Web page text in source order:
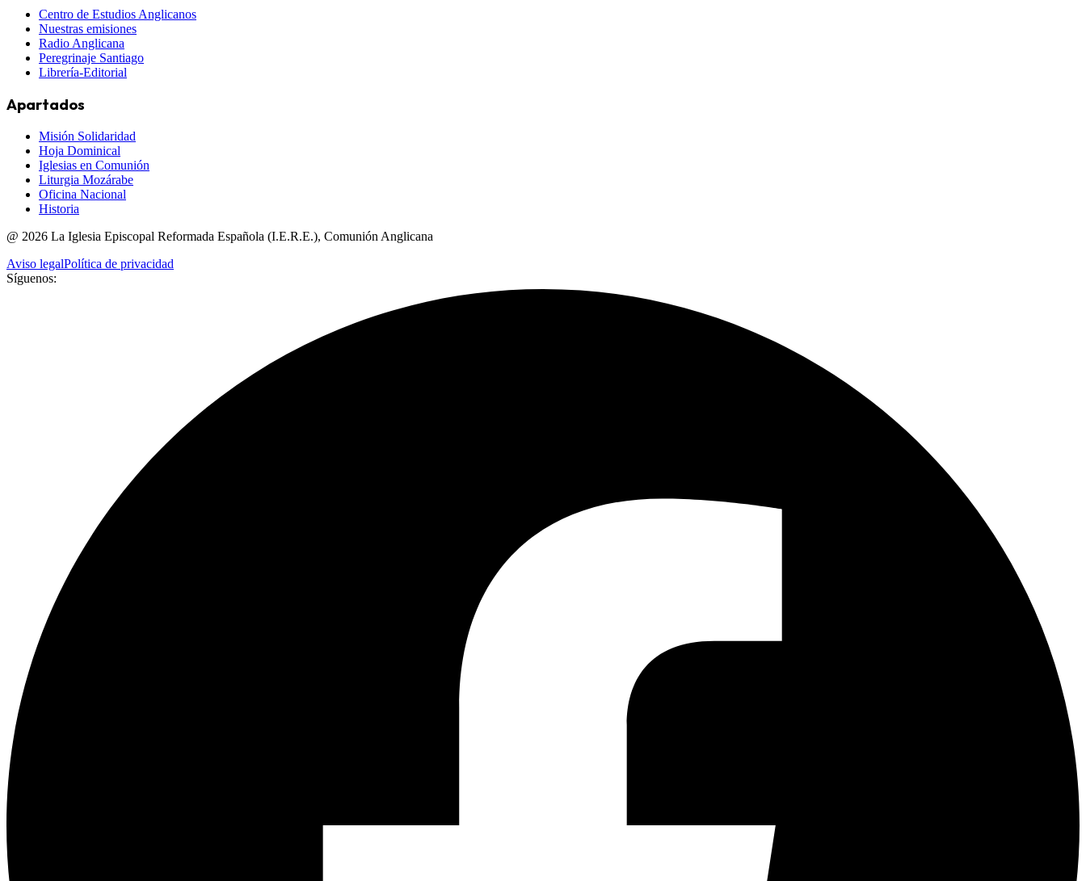
Centro de Estudios Anglicanos
Nuestras emisiones
Radio Anglicana
Peregrinaje Santiago
Librería-Editorial
Apartados
Misión Solidaridad
Hoja Dominical
Iglesias en Comunión
Liturgia Mozárabe
Oficina Nacional
Historia
@ 2026 La Iglesia Episcopal Reformada Española (I.E.R.E.), Comunión Anglicana
Aviso legalPolítica de privacidad
Síguenos: